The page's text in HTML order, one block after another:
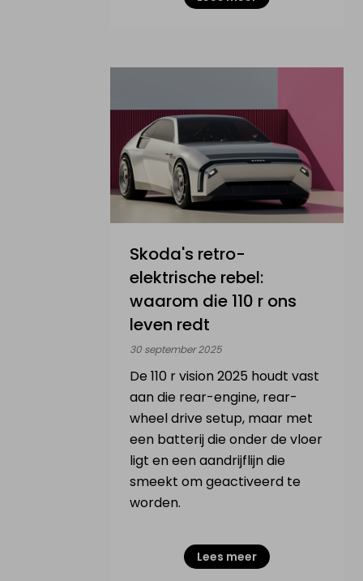
Skoda's retro-
elektrische rebel:
waarom die 110 r ons
leven redt
30 september 2025
De 110 r vision 2025 houdt vast
aan die rear-engine, rear-
wheel drive setup, maar met
een batterij die onder de vloer
ligt en een aandrijflijn die
smeekt om geactiveerd te
worden.
Lees meer